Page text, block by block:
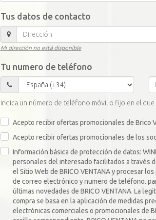
NIF
(número
identificación
Tus datos de contacto
Dirección
Mi dirección no está disponible
Tu numero de teléfono
Indica un número de teléfono móvil o fijo en el
Acepto recibir ofertas promocionales de Brico
Acepto recibir ofertas promocionales de los
Información básica de protección de datos:
personales del interesado facilitados a través
el Sitio Web de BRICO VENTANA y procesar
de correo electrónico y numero de teléfono.
últimas novedades de BRICO VENTANA. La
compra se basa en la aplicación de medidas
electrónicas comerciales o promocionales de